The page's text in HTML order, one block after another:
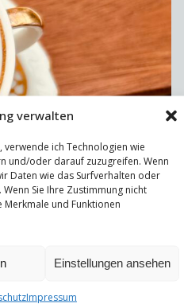
verwalten
ich Technologien wie
und/oder darauf zuzugreifen. Wenn
Daten wie das Surfverhalten oder
Sie Ihre Zustimmung nicht
und Funktionen
Einstellungen ansehen
Impressum